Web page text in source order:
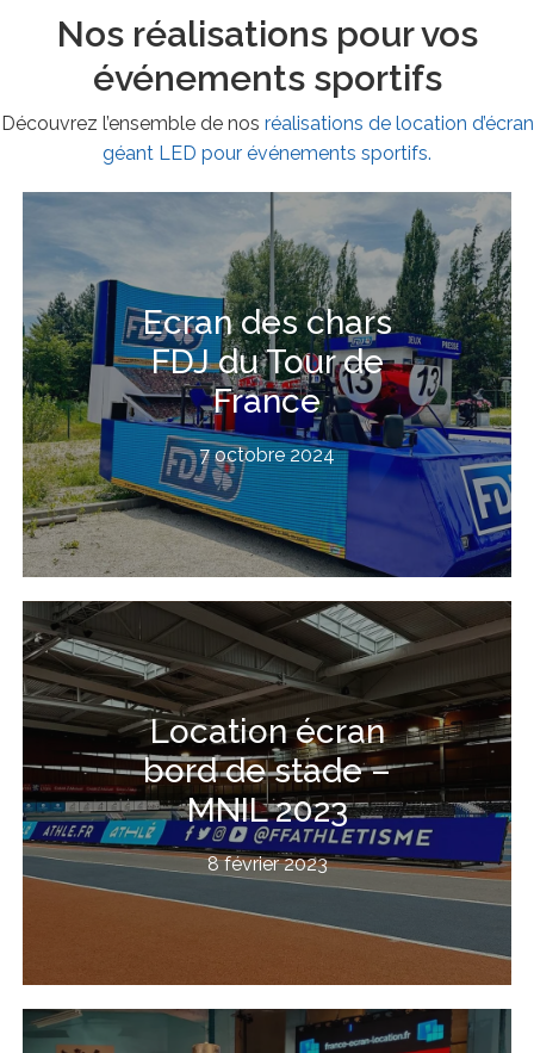
Nos réalisations pour vos
événements sportifs
Découvrez l’ensemble de nos réalisations de location d’écran
géant LED pour événements sportifs.
Ecran des chars
FDJ du Tour de
France
7 octobre 2024
Location écran
bord de stade –
MNIL 2023
8 février 2023